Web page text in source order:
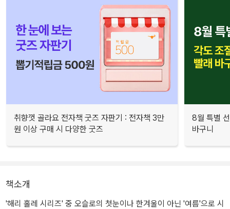
취향껏 골라요 전자책 굿즈 자판기 : 전자책 3만
원 이상 구매 시 다양한 굿즈
8월 특별
바구니
책소개
'해리 홀레 시리즈' 중 오슬로의 첫눈이나 한겨울이 아닌 '여름'으로 시